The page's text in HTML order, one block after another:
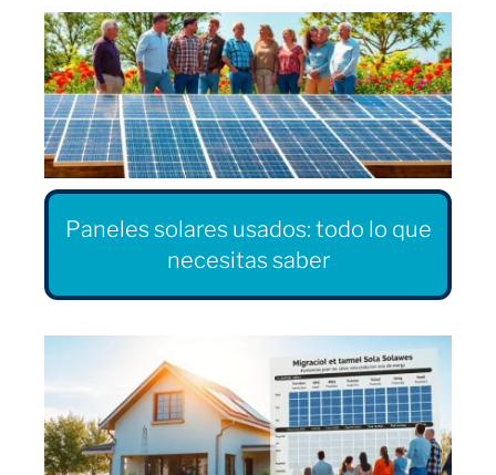
Paneles solares usados: todo lo que
necesitas saber